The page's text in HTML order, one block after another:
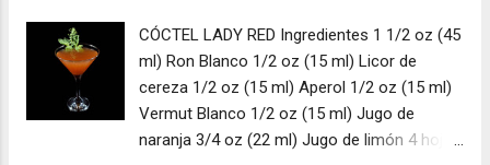
CÓCTEL LADY RED Ingredientes 1 1/2 oz (45
ml) Ron Blanco 1/2 oz (15 ml) Licor de
cereza 1/2 oz (15 ml) Aperol 1/2 oz (15 ml)
Vermut Blanco 1/2 oz (15 ml) Jugo de
naranja 3/4 oz (22 ml) Jugo de limón 4 hojas